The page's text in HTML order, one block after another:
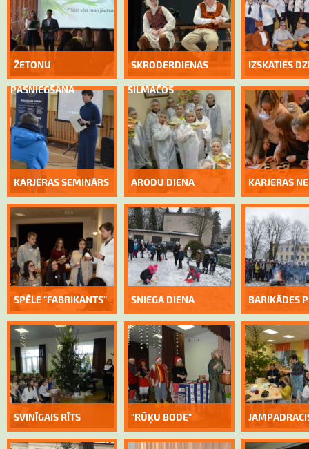
ŽETONU
PASNIEGŠANA
SKRODERDIENAS
SILMAČOS
IZSKATIES
KARJERAS SEMINĀRS ARODU DIENA KARJERAS
SPĒLE "FABRIKANTS" SNIEGA DIENA BARIKĀDES
SVINĪGAIS RĪTS "RŪĶU BODE"